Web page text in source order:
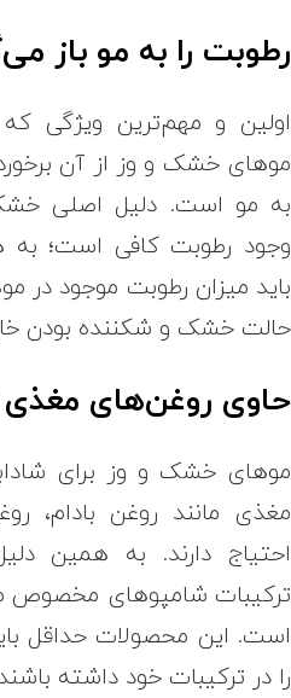
رطوبت را به مو باز
اولین و مهم‌ترین ویژگی که
موهای خشک و وز از آن
به مو است. دلیل اصلی
وجود رطوبت کافی است؛ به
باید میزان رطوبت موجود در
حالت خشک و شکننده بودن
حاوی روغن‌های
موهای خشک و وز برای
مغذی مانند روغن بادام،
احتیاج دارند. به همین
ترکیبات شامپوهای
است. این محصولات حداقل
را در ترکیبات خود داشته